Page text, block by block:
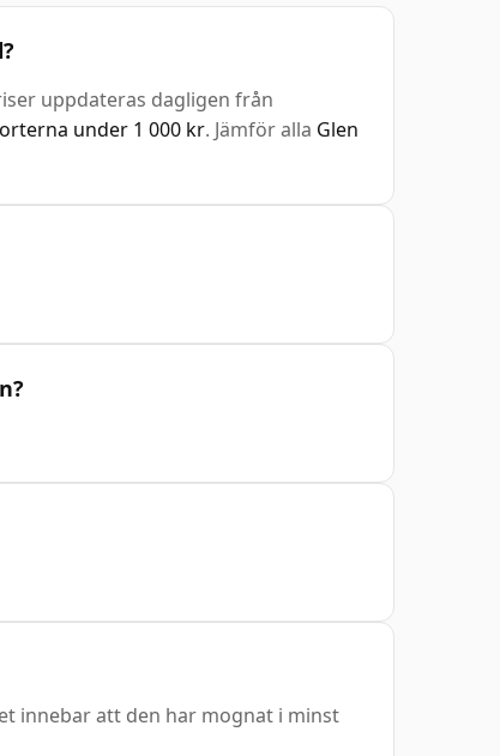
uppdateras dagligen från
under 1 000 kr. Jämför alla Glen
innebar att den har mognat i minst